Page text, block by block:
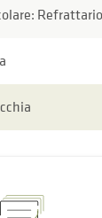
Refrattario